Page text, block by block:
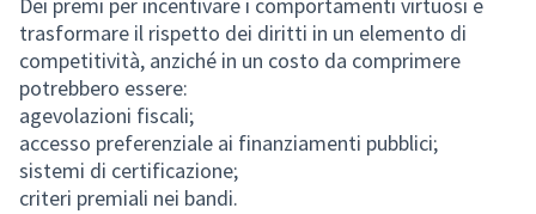
Dei premi per incentivare i comportamenti virtuosi e
trasformare il rispetto dei diritti in un elemento di
competitività, anziché in un costo da comprimere
potrebbero essere:
agevolazioni fiscali;
accesso preferenziale ai finanziamenti pubblici;
sistemi di certificazione;
criteri premiali nei bandi.